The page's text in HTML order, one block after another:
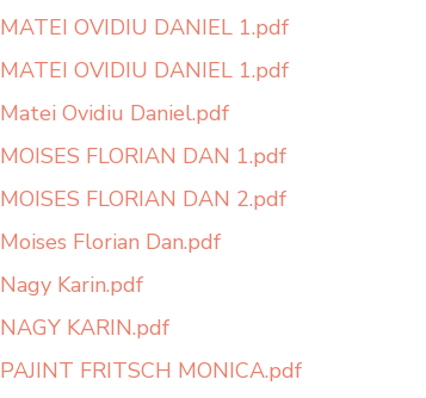
MATEI OVIDIU DANIEL 1.pdf
MATEI OVIDIU DANIEL 1.pdf
Matei Ovidiu Daniel.pdf
MOISES FLORIAN DAN 1.pdf
MOISES FLORIAN DAN 2.pdf
Moises Florian Dan.pdf
Nagy Karin.pdf
NAGY KARIN.pdf
PAJINT FRITSCH MONICA.pdf